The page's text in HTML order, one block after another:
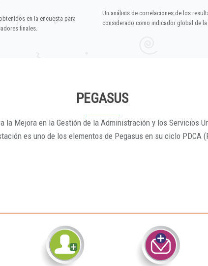
en la encuesta para
finales.
Un análisis de correlaciones de los
considerado como indicador global de
PEGASUS
la Mejora en la Gestión de la Administración y los Servicios
es uno de los elementos de Pegasus en su ciclo PDCA